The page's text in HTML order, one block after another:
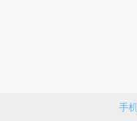
手